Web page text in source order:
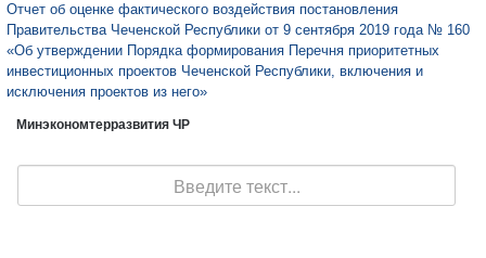
Отчет об оценке фактического воздействия постановления
Правительства Чеченской Республики от 9 сентября 2019 года № 160
«Об утверждении Порядка формирования Перечня приоритетных
инвестиционных проектов Чеченской Республики, включения и
исключения проектов из него»
Минэкономтерразвития ЧР